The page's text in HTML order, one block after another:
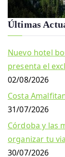
Últimas
Nuevo hotel
presenta el
02/08/2026
Costa
31/07/2026
Córdoba y las
organizar tu
30/07/2026